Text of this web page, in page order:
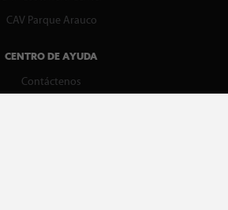
CAV Parque Arauco
CENTRO DE AYUDA
Contáctenos